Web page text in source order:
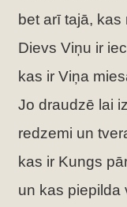
bet arī tajā, kas
Dievs Viņu ir
kas ir Viņa
Jo draudzē lai
redzemi un
kas ir Kungs
un kas piepilda